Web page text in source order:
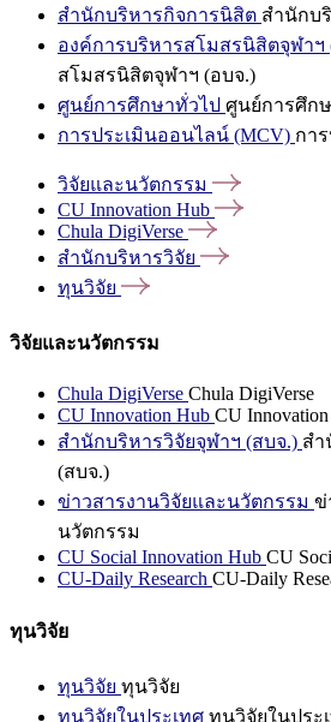
สำนักบริหารกิจการนิสิต สำนักบ
องค์การบริหารสโมสรนิสิตจุฬาฯ
สโมสรนิสิตจุฬาฯ (อบจ.)
ศูนย์การศึกษาทั่วไป ศูนย์การศึก
การประเมินออนไลน์ (MCV) กา
วิจัยและนวัตกรรม
CU Innovation Hub
Chula DigiVerse
สำนักบริหารวิจัย
ทุนวิจัย
วิจัยและนวัตกรรม
Chula DigiVerse Chula DigiVerse
CU Innovation Hub CU
สำนักบริหารวิจัยจุฬาฯ (สบจ.) สำ
(สบจ.)
ข่าวสารงานวิจัยและนวัตกรรม ข่
นวัตกรรม
CU Social Innovation Hub CU
CU-Daily Research CU-Daily
ทุนวิจัย
ทุนวิจัย ทุนวิจัย
ทุนวิจัยในประเทศ ทุนวิจัยในประ